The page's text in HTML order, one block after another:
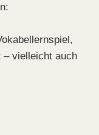
vielleicht auch